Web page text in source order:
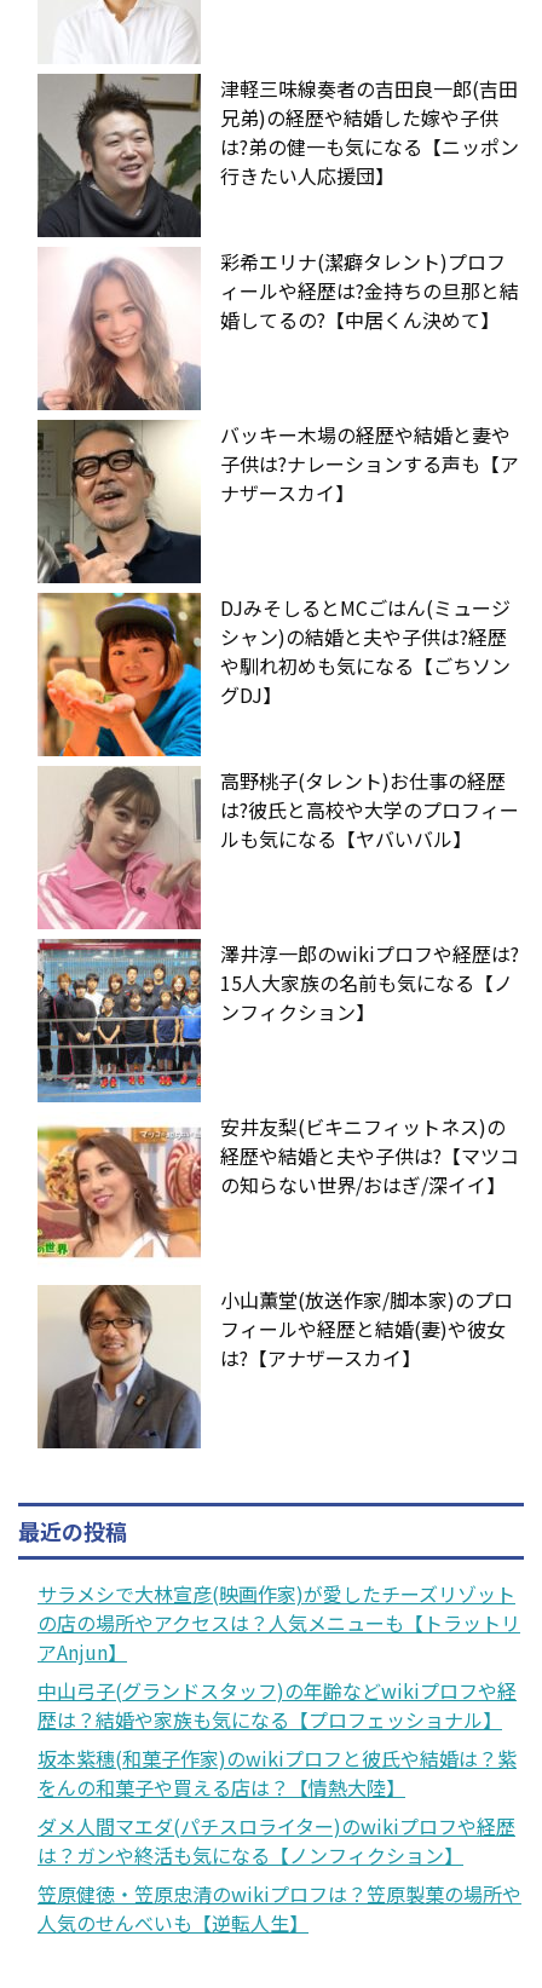
津軽三味線奏者の吉田良一郎(吉田
兄弟)の経歴や結婚した嫁や子供
は?弟の健一も気になる【ニッポン
行きたい人応援団】
彩希エリナ(潔癖タレント)プロフ
ィールや経歴は?金持ちの旦那と結
婚してるの?【中居くん決めて】
バッキー木場の経歴や結婚と妻や
子供は?ナレーションする声も【ア
ナザースカイ】
DJみそしるとMCごはん(ミュージ
シャン)の結婚と夫や子供は?経歴
や馴れ初めも気になる【ごちソン
グDJ】
高野桃子(タレント)お仕事の経歴
は?彼氏と高校や大学のプロフィー
ルも気になる【ヤバいバル】
澤井淳一郎のwikiプロフや経歴は?
15人大家族の名前も気になる【ノ
ンフィクション】
安井友梨(ビキニフィットネス)の
経歴や結婚と夫や子供は?【マツコ
の知らない世界/おはぎ/深イイ】
小山薫堂(放送作家/脚本家)のプロ
フィールや経歴と結婚(妻)や彼女
は?【アナザースカイ】
最近の投稿
サラメシで大林宣彦(映画作家)が愛したチーズリゾット
の店の場所やアクセスは？人気メニューも【トラットリ
アAnjun】
中山弓子(グランドスタッフ)の年齢などwikiプロフや経
歴は？結婚や家族も気になる【プロフェッショナル】
坂本紫穗(和菓子作家)のwikiプロフと彼氏や結婚は？紫
をんの和菓子や買える店は？【情熱大陸】
ダメ人間マエダ(パチスロライター)のwikiプロフや経歴
は？ガンや終活も気になる【ノンフィクション】
笠原健徳・笠原忠清のwikiプロフは？笠原製菓の場所や
人気のせんべいも【逆転人生】